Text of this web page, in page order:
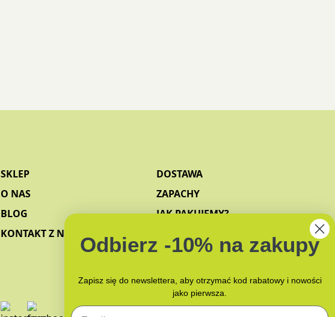
SKLEP
O NAS
BLOG
KONTAKT Z NAMI
DOSTAWA
ZAPACHY
JAK PAKUJEMY?
Odbierz -10% na zakupy
Zapisz się do newslettera, aby otrzymać kod rabatowy i nowości
jako pierwsza.
Email